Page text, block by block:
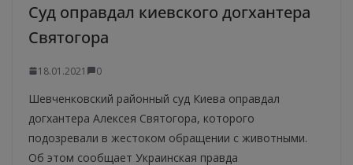
Суд оправдал киевского догхантера
Святогора
18.01.2021 0
Шевченковский районный суд Киева оправдал
догхантера Алексея Святогора, которого
подозревали в жестоком обращении с животными.
Об этом сообщает Украинская правда